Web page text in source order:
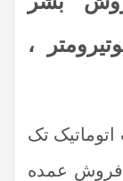
،
تک
فروش عمده